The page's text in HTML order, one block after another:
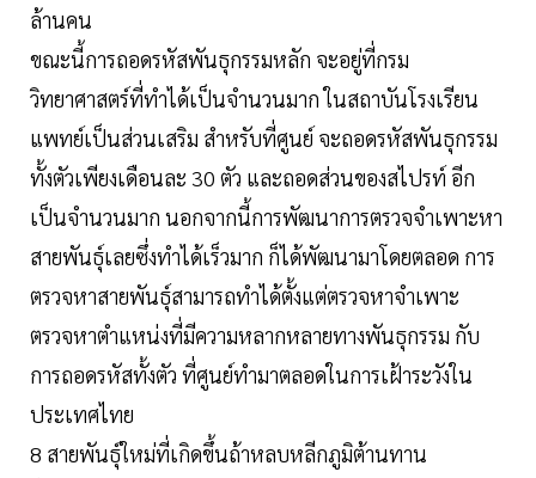
ล้านคน
ขณะนี้การถอดรหัสพันธุกรรมหลัก จะอยู่ที่กรม
วิทยาศาสตร์ที่ทำได้เป็นจำนวนมาก ในสถาบันโรงเรียน
แพทย์เป็นส่วนเสริม สำหรับที่ศูนย์ จะถอดรหัสพันธุกรรม
ทั้งตัวเพียงเดือนละ 30 ตัว และถอดส่วนของสไปรท์ อีก
เป็นจำนวนมาก นอกจากนี้การพัฒนาการตรวจจำเพาะหา
สายพันธุ์เลยซึ่งทำได้เร็วมาก ก็ได้พัฒนามาโดยตลอด การ
ตรวจหาสายพันธุ์สามารถทำได้ตั้งแต่ตรวจหาจำเพาะ
ตรวจหาตำแหน่งที่มีความหลากหลายทางพันธุกรรม กับ
การถอดรหัสทั้งตัว ที่ศูนย์ทำมาตลอดในการเฝ้าระวังใน
ประเทศไทย
8 สายพันธุ์ใหม่ที่เกิดขึ้นถ้าหลบหลีกภูมิต้านทาน